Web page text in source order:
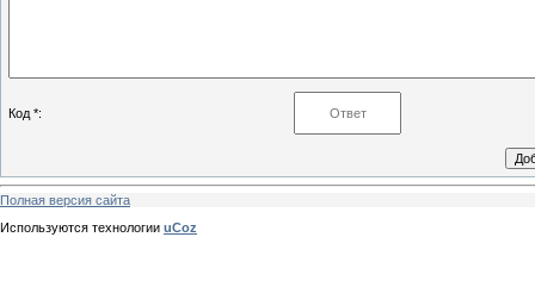
Код *:
Полная версия сайта
Используются технологии uCoz